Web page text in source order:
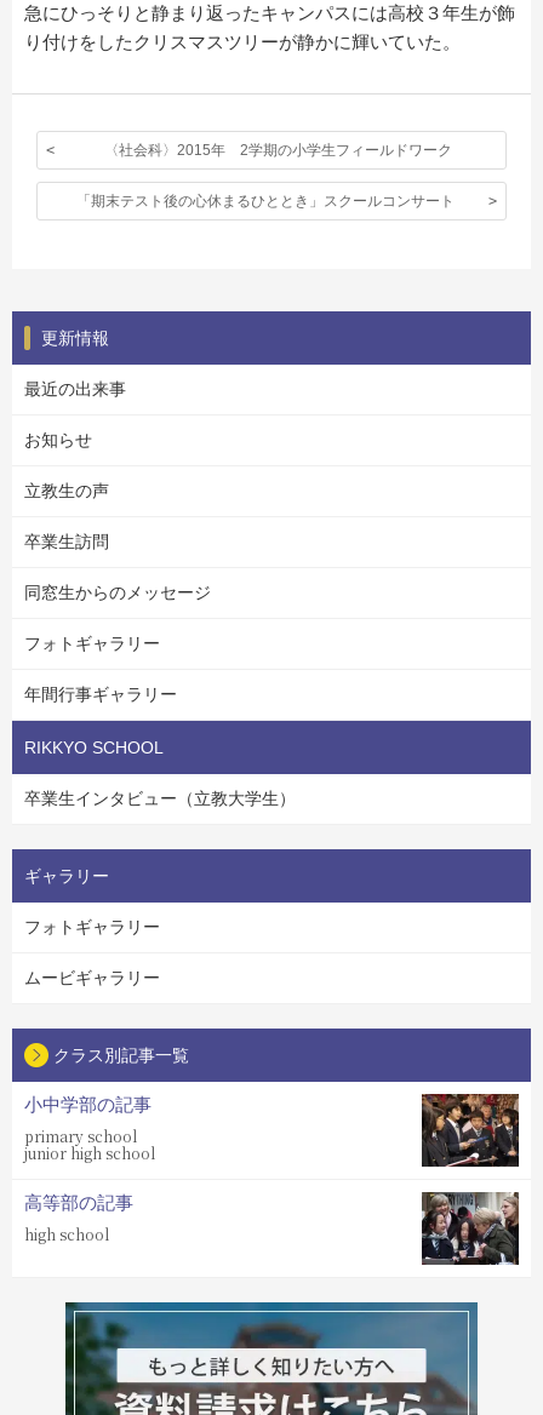
急にひっそりと静まり返ったキャンパスには高校３年生が飾
り付けをしたクリスマスツリーが静かに輝いていた。
〈社会科〉2015年 2学期の小学生フィールドワーク
「期末テスト後の心休まるひととき」スクールコンサート
更新情報
最近の出来事
お知らせ
立教生の声
卒業生訪問
同窓生からのメッセージ
フォトギャラリー
年間行事ギャラリー
RIKKYO SCHOOL
卒業生インタビュー（立教大学生）
ギャラリー
フォトギャラリー
ムービギャラリー
クラス別記事一覧
小中学部の記事
primary school
junior high school
高等部の記事
high school